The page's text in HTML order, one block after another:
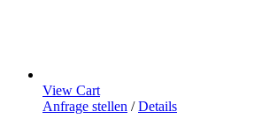
View Cart
Anfrage stellen / Details